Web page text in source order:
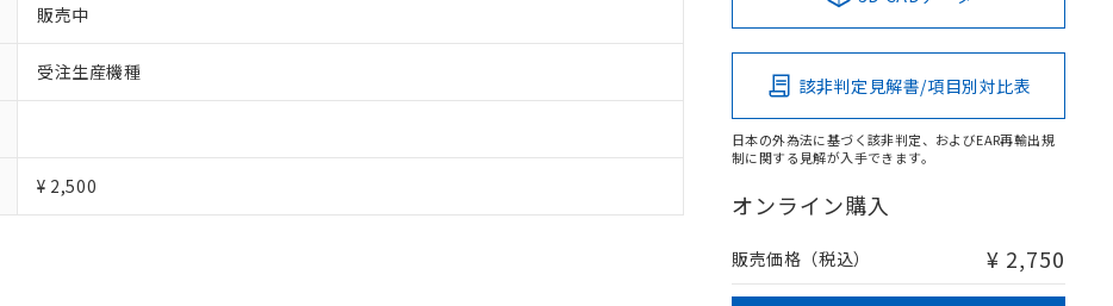
販売中
受注生産機種
¥ 2,500
該非判定見解書/項目別対比表
日本の外為法に基づく該非判定、およびEAR再輸出規
制に関する見解が入手できます。
オンライン購入
販売価格（税込） ¥ 2,750